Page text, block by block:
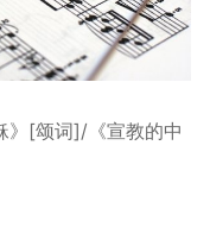
》[颂词]/《宣教的中